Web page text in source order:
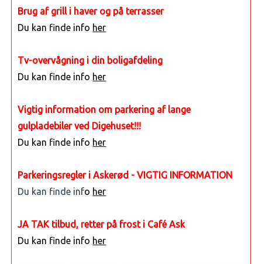
Brug af grill i haver og på terrasser
Du kan finde info her
Tv-overvågning i din boligafdeling
Du kan finde info her
Vigtig information om parkering af lange
gulpladebiler ved Digehuset!!!
Du kan finde info her
Parkeringsregler i Askerød - VIGTIG INFORMATION
Du kan finde info her
JA TAK tilbud, retter på frost i Café Ask
Du kan finde info her